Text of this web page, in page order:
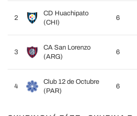
2
CD Huachipato
(CHI)
6
3
CA San Lorenzo
(ARG)
6
4
Club 12 de Octubre
(PAR)
6